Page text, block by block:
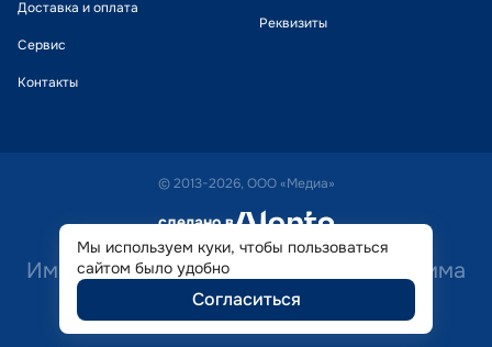
Доставка и оплата
Сервис
Контакты
Реквизиты
© 2013-2026, ООО «Медиа»
сделано в alente
Имеются противопоказания. Необходима
консультация специалиста.
Мы используем куки, чтобы пользоваться
сайтом было удобно
Согласиться